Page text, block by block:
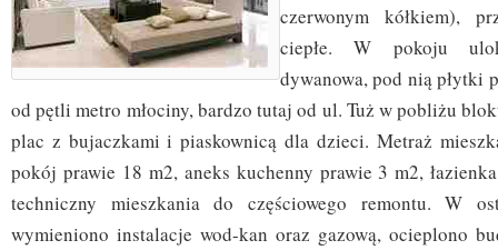
czerwonym kółkiem),
ciepłe. W pokoju
dywanowa, pod nią płytki
od pętli metro młociny, bardzo tutaj od ul. Tuż w pobliżu
plac z bujaczkami i piaskownicą dla dzieci. Metraż
pokój prawie 18 m2, aneks kuchenny prawie 3 m2,
techniczny mieszkania do częściowego remontu. W
wymieniono instalacje wod-kan oraz gazową, ocieplono